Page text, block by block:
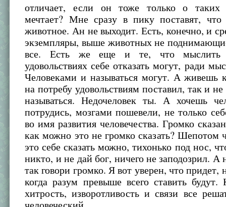
отличает, если он тоже только о таких
мечтает? Мне сразу в пику поставят, что
животное. Ан не выходит. Есть, конечно, и
экземпляры, выше животных не
все. Есть же еще и те, что мыслить
удовольствиях себе отказать могут, ради
Человеками и называться могут. А живешь
на потребу удовольствиям поставил, так и
называться. Недочеловек ты. А хочешь
потрудись, мозгами пошевели, не только
во имя развития человечества. Громко
как можно это не громко сказать? Шепотом
это себе сказать можно, тихонько под нос,
никто, и не дай бог, ничего не заподозрил. А
так говори громко. Я вот уверен, что придет,
когда разум превыше всего ставить будут.
хитрость, изворотливость и связи все